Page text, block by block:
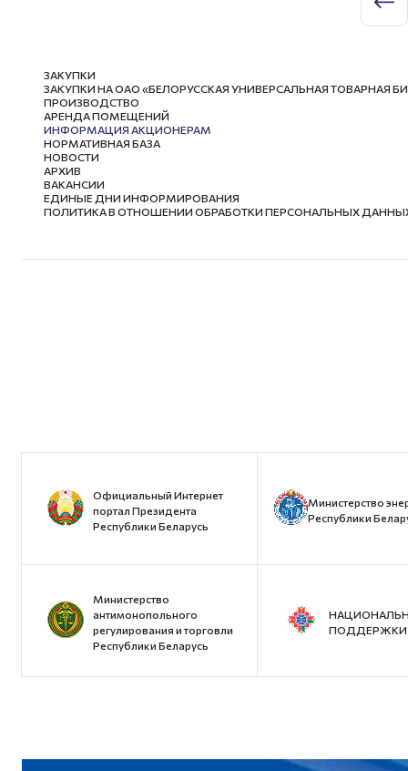
ЗАКУПКИ
ЗАКУПКИ НА ОАО «БЕЛОРУССКАЯ УНИВЕРСАЛЬНАЯ ТОВАРНАЯ
ПРОИЗВОДСТВО
АРЕНДА ПОМЕЩЕНИЙ
ИНФОРМАЦИЯ АКЦИОНЕРАМ
НОРМАТИВНАЯ БАЗА
НОВОСТИ
АРХИВ
ВАКАНСИИ
ЕДИНЫЕ ДНИ ИНФОРМИРОВАНИЯ
ПОЛИТИКА В ОТНОШЕНИИ ОБРАБОТКИ ПЕРСОНАЛЬНЫХ
Официальный Интернет
портал Президента
Республики Беларусь
Министерство
Республики
Министерство
антимонопольного
регулирования и торговли
Республики Беларусь
ПОДДЕРЖКИ